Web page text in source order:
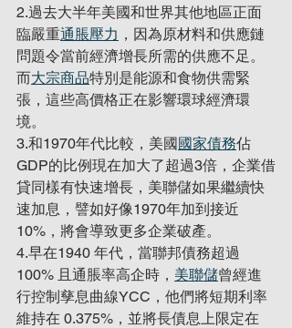
2.過去大半年美國和世界其他地區正面
臨嚴重通脹壓力 ，因為原材料和供應鏈
問題令當前經濟增長所需的供應不足。
而大宗商品特別是能源和食物供需緊
張，這些高價格正在影響環球經濟環
境。
3.和1970年代比較，美國國家債務佔
GDP的比例現在加大了超過3倍，企業借
貸同樣有快速增長，美聯儲如果繼續快
速加息，譬如好像1970年加到接近
10%，將會導致更多企業破產。
4.早在1940 年代，當聯邦債務超過
100% 且通脹率高企時， 美聯儲曾經進
行控制孳息曲線YCC，他們將短期利率
維持在 0.375%，並將長債息上限定在